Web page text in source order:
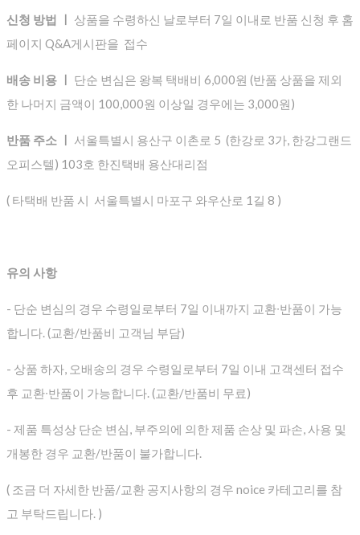
신청 방법 ㅣ 상품을 수령하신 날로부터 7일 이내로 반품 신청 후 홈
페이지 Q&A게시판을 접수
배송 비용 ㅣ
단순 변심은 왕복 택배비 6,000원 (반품 상품을 제외
한 나머지 금액이 100,000원 이상일 경우에는 3,000원)
반품 주소 ㅣ 서울특별시 용산구 이촌로 5 (한강로 3가, 한강그랜드
오피스텔) 103호 한진택배 용산대리점
( 타택배 반품 시 서울특별시 마포구 와우산로 1길 8 )
유의 사항
- 단순 변심의 경우 수령일로부터 7일 이내까지 교환∙반품이 가능
합니다. (교환/반품비 고객님 부담)
- 상품 하자, 오배송의 경우 수령일로부터 7일 이내 고객센터 접수
후 교환∙반품이 가능합니다. (교환/반품비 무료)
- 제품 특성상 단순 변심, 부주의에 의한 제품 손상 및 파손, 사용 및
개봉한 경우 교환/반품이 불가합니다.
( 조금 더 자세한 반품/교환 공지사항의 경우 noice 카테고리를 참
고 부탁드립니다. )